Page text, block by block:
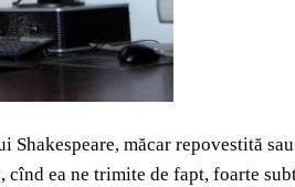
Shakespeare, măcar repovestită
ea ne trimite de fapt, foarte